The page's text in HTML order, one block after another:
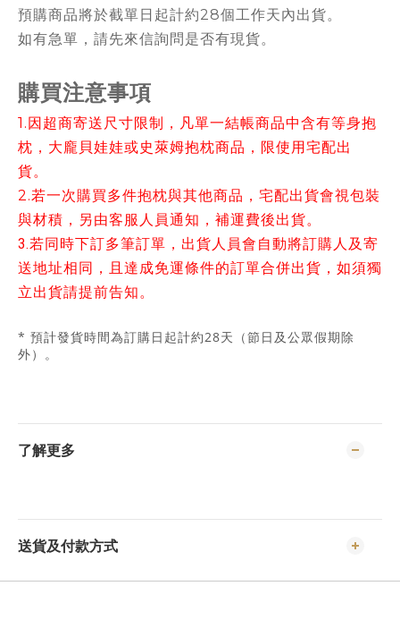
預購商品將於截單日起計約28個工作天內出貨。
如有急單，請先來信詢問是否有現貨。
購買注意事項
1.因超商寄送尺寸限制，凡單一結帳商品中含有等身抱
枕， 大龐貝娃娃或史萊姆抱枕商品，限使用宅配出
貨。
2.若一次購買多件抱枕與其他商品， 宅配出貨會視包裝
與材積，另由客服人員通知，補運費後出貨。
3.若同時下訂多筆訂單，出貨人員會自動將訂購人及寄
送地址相同，且達成免運條件的訂單合併出貨，如須獨
立出貨請提前告知。
* 預計發貨時間為訂購日起計約28天（節日及公眾假期除
外）。
了解更多
送貨及付款方式